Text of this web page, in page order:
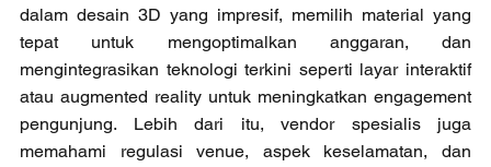
dalam desain 3D yang impresif, memilih material yang
tepat untuk mengoptimalkan anggaran, dan
mengintegrasikan teknologi terkini seperti layar interaktif
atau augmented reality untuk meningkatkan engagement
pengunjung. Lebih dari itu, vendor spesialis juga
memahami regulasi venue, aspek keselamatan, dan